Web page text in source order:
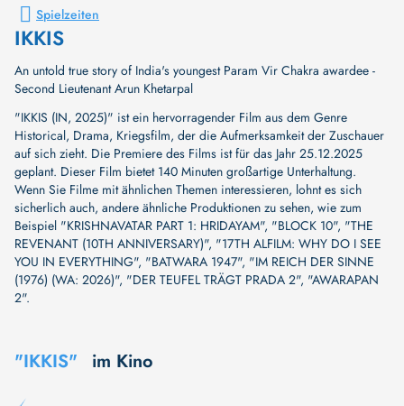
Spielzeiten
IKKIS
An untold true story of India's youngest Param Vir Chakra awardee -
Second Lieutenant Arun Khetarpal
"IKKIS (IN, 2025)" ist ein hervorragender Film aus dem Genre
Historical, Drama, Kriegsfilm, der die Aufmerksamkeit der Zuschauer
auf sich zieht. Die Premiere des Films ist für das Jahr 25.12.2025
geplant. Dieser Film bietet 140 Minuten großartige Unterhaltung.
Wenn Sie Filme mit ähnlichen Themen interessieren, lohnt es sich
sicherlich auch, andere ähnliche Produktionen zu sehen, wie zum
Beispiel "KRISHNAVATAR PART 1: HRIDAYAM", "BLOCK 10", "THE
REVENANT (10TH ANNIVERSARY)", "17TH ALFILM: WHY DO I SEE
YOU IN EVERYTHING", "BATWARA 1947", "IM REICH DER SINNE
(1976) (WA: 2026)", "DER TEUFEL TRÄGT PRADA 2", "AWARAPAN
2".
"IKKIS" im Kino